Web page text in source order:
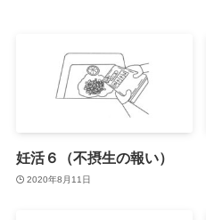
妊活６（不摂生の報い）
2020年8月11日